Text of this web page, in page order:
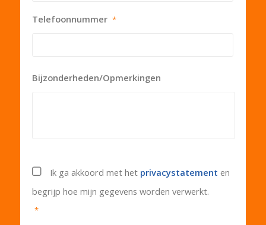
Telefoonnummer *
Bijzonderheden/Opmerkingen
Privacystatement
Ik ga akkoord met het privacystatement en
begrijp hoe mijn gegevens worden verwerkt.
*